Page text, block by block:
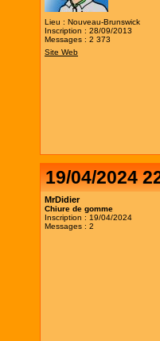
Lieu : Nouveau-Brunswick
Inscription : 28/09/2013
Messages : 2 373
Site Web
19/04/2024
MrDidier
Chiure de gomme
Inscription : 19/04/2024
Messages : 2